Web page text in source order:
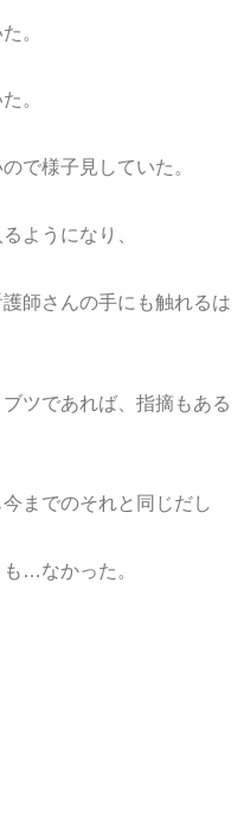
。
。
で様子見していた。
ようになり、
師さんの手にも触れるは
ツであれば、指摘もある
までのそれと同じだし
…なかった。